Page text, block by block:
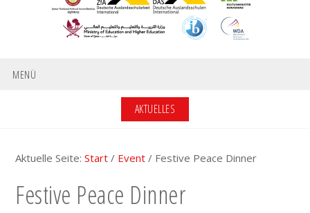
MENÜ
AKTUELLES
Aktuelle Seite:Start / Event / Festive Peace Dinner
Festive Peace Dinner